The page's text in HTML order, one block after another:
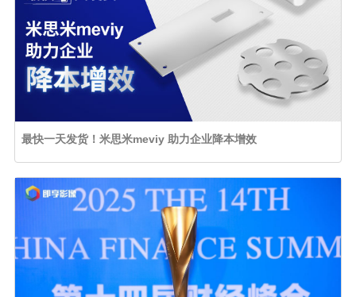
最快一天发货！米思米meviy 助力企业降本增效